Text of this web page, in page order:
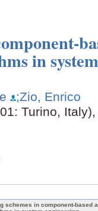
in
;Zio, Enrico
Turino,
schemes in component-based